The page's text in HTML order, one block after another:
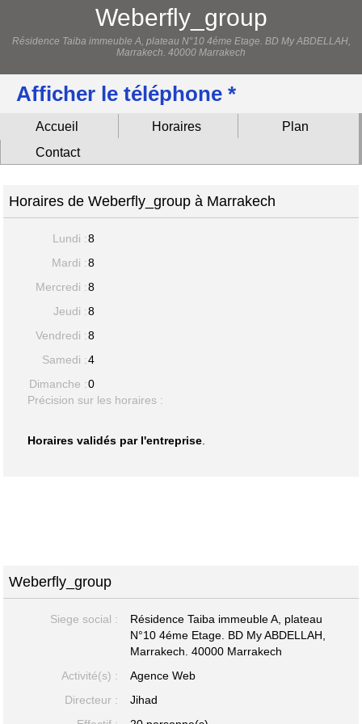
Weberfly_group
Résidence Taiba immeuble A, plateau N°10 4éme Etage. BD My ABDELLAH,
Marrakech. 40000 Marrakech
Afficher le téléphone *
Accueil Horaires
Plan
Contact
Horaires de Weberfly_group à Marrakech
Lundi :8
Mardi :8
Mercredi :8
Jeudi :8
Vendredi :8
Samedi :4
Dimanche :0
Précision sur les horaires :
Horaires validés par l'entreprise.
Weberfly_group
Siege social :
Résidence Taiba immeuble A, plateau
N°10 4éme Etage. BD My ABDELLAH,
Marrakech. 40000 Marrakech
Activité(s) :
Agence Web
Directeur :
Jihad